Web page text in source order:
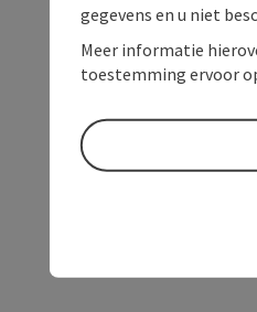
gegevens en u niet
Meer informatie
toestemming ervoor